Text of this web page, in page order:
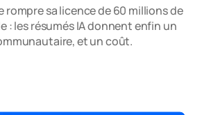
rompre sa licence de 60 millions de
: les résumés IA donnent enfin un
et un coût.